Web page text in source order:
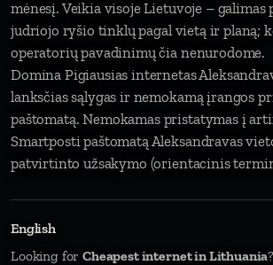
mėnesį. Veikia visoje Lietuvoje –
judriojo ryšio tinklų pagal vietą ir planą;
operatorių pavadinimų čia nenurodome.
Domina Pigiausias internetas
lanksčias sąlygas ir nemokamą įrangos
paštomatą. Nemokamas pristatymas į
Smartposti paštomatą Aleksandravas
patvirtinto užsakymo (orientacinis
English
Looking forCheapest internet in Lithuania